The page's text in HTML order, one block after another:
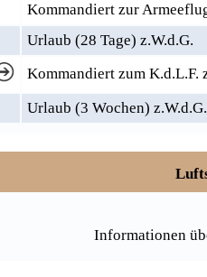
Kommandiert zur
Urlaub (28 Tage) z.W.d.G.
Kommandiert zum K.d.L.F.
Urlaub (3 Wochen) z.W.d.G.
Informationen